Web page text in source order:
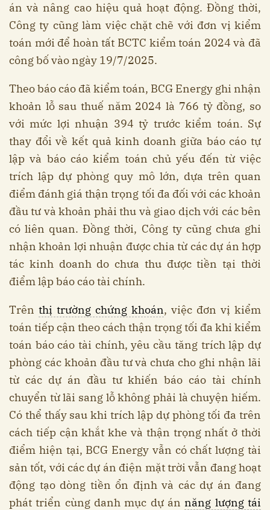
án và nâng cao hiệu quả hoạt động. Đồng thời,
Công ty cũng làm việc chặt chẽ với đơn vị kiểm
toán mới để hoàn tất BCTC kiểm toán 2024 và đã
công bố vào ngày 19/7/2025.
Theo báo cáo đã kiểm toán, BCG Energy ghi nhận
khoản lỗ sau thuế năm 2024 là 766 tỷ đồng, so
với mức lợi nhuận 394 tỷ trước kiểm toán. Sự
thay đổi về kết quả kinh doanh giữa báo cáo tự
lập và báo cáo kiểm toán chủ yếu đến từ việc
trích lập dự phòng quy mô lớn, dựa trên quan
điểm đánh giá thận trọng tối đa đối với các khoản
đầu tư và khoản phải thu và giao dịch với các bên
có liên quan. Đồng thời, Công ty cũng chưa ghi
nhận khoản lợi nhuận được chia từ các dự án hợp
tác kinh doanh do chưa thu được tiền tại thời
điểm lập báo cáo tài chính.
Trên thị trường chứng khoán, việc đơn vị kiểm
toán tiếp cận theo cách thận trọng tối đa khi kiểm
toán báo cáo tài chính, yêu cầu tăng trích lập dự
phòng các khoản đầu tư và chưa cho ghi nhận lãi
từ các dự án đầu tư khiến báo cáo tài chính
chuyển từ lãi sang lỗ không phải là chuyện hiếm.
Có thể thấy sau khi trích lập dự phòng tối đa trên
cách tiếp cận khắt khe và thận trọng nhất ở thời
điểm hiện tại, BCG Energy vẫn có chất lượng tài
sản tốt, với các dự án điện mặt trời vẫn đang hoạt
động tạo dòng tiền ổn định và các dự án đang
phát triển cùng danh mục dự ánnăng lượng tái